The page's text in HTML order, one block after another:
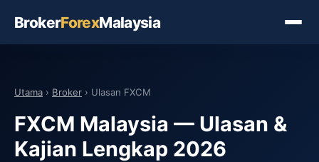
BrokerForexMalaysia
Utama › Broker › Ulasan FXCM
FXCM Malaysia — Ulasan &
Kajian Lengkap 2026